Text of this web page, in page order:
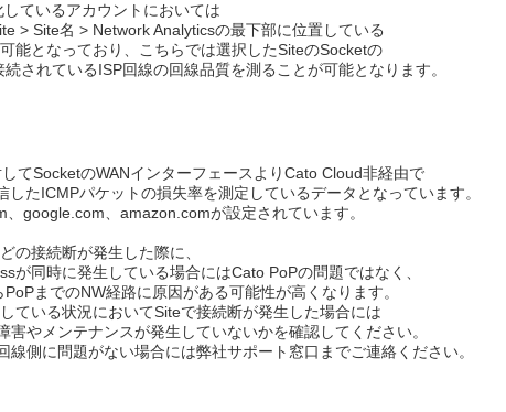
ているアカウントにおいては
> Site名 > Network Analyticsの最下部に位置している
能となっており、こちらでは選択したSiteのSocketの
されているISP回線の回線品質を測ることが可能となります。
てSocketのWANインターフェースよりCato Cloud非経由で
したICMPパケットの損失率を測定しているデータとなっています。
google.com、amazon.comが設定されています。
の接続断が発生した際に、
が同時に発生している場合にはCato PoPの問題ではなく、
までのNW経路に原因がある可能性が高くなります。
ている状況においてSiteで接続断が発生した場合には
害やメンテナンスが発生していないかを確認してください。
側に問題がない場合には弊社サポート窓口までご連絡ください。